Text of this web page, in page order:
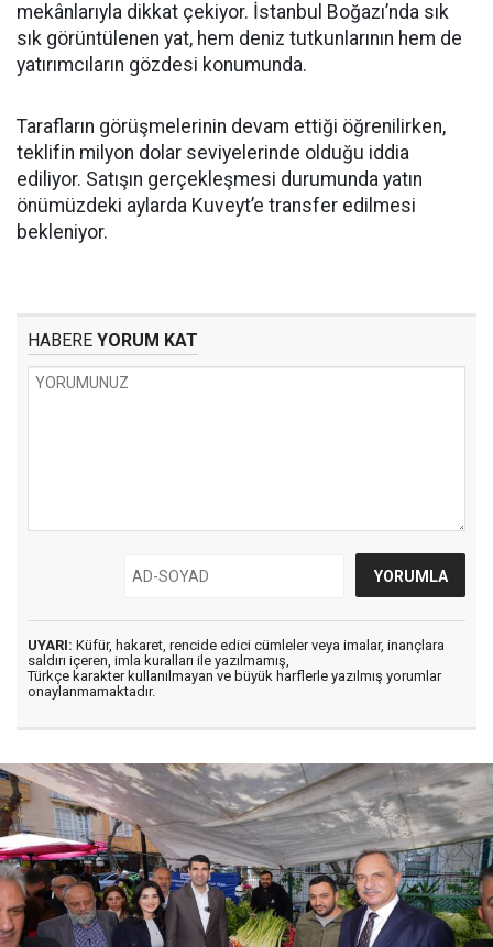
mekânlarıyla dikkat çekiyor. İstanbul Boğazı’nda sık
sık görüntülenen yat, hem deniz tutkunlarının hem de
yatırımcıların gözdesi konumunda.
Tarafların görüşmelerinin devam ettiği öğrenilirken,
teklifin milyon dolar seviyelerinde olduğu iddia
ediliyor. Satışın gerçekleşmesi durumunda yatın
önümüzdeki aylarda Kuveyt’e transfer edilmesi
bekleniyor.
HABERE YORUM KAT
UYARI: Küfür, hakaret, rencide edici cümleler veya imalar, inançlara
saldırı içeren, imla kuralları ile yazılmamış,
Türkçe karakter kullanılmayan ve büyük harflerle yazılmış yorumlar
onaylanmamaktadır.